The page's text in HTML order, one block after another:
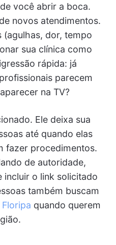
você abrir a boca.
novos atendimentos.
(agulhas, dor, tempo
sua clínica como
rápida: já
parecem
na TV?
Ele deixa sua
até quando elas
fazer procedimentos.
de autoridade,
incluir o link solicitado
também buscam
quando querem